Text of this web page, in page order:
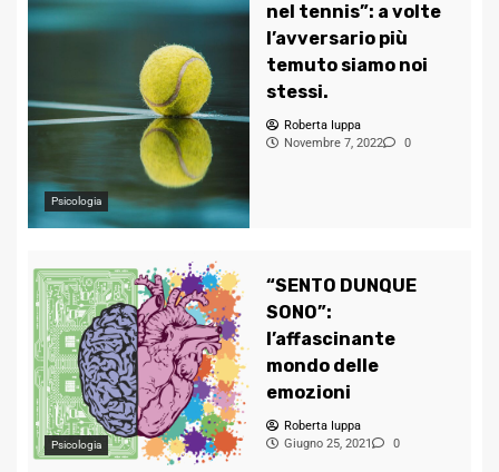
Psicologia
nel tennis”: a volte
l’avversario più
temuto siamo noi
stessi.
Roberta Iuppa
Novembre 7, 2022
0
Psicologia
“SENTO DUNQUE
SONO”:
l’affascinante
mondo delle
emozioni
Roberta Iuppa
Giugno 25, 2021
0